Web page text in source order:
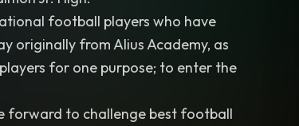
football players who have
originally from Alius Academy, as
for one purpose; to enter the
forward to challenge best football